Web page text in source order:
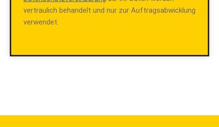
vertraulich behandelt und nur zur Auftragsabwicklung
verwendet.